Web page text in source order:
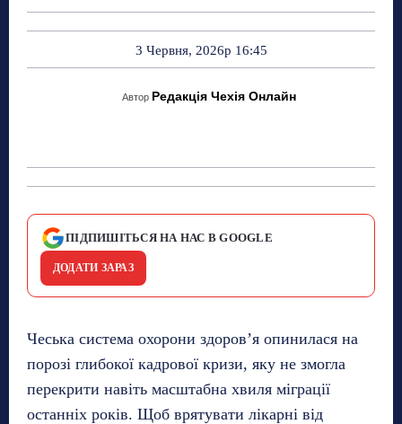
3 Червня, 2026р 16:45
Автор Редакція Чехія Онлайн
ПІДПИШІТЬСЯ НА НАС В GOOGLE
ДОДАТИ ЗАРАЗ
Чеська система охорони здоров’я опинилася на
порозі глибокої кадрової кризи, яку не змогла
перекрити навіть масштабна хвиля міграції
останніх років. Щоб врятувати лікарні від